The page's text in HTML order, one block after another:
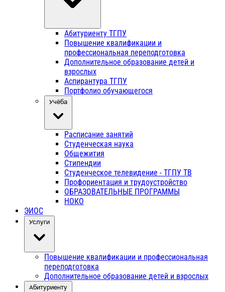
Абитуриенту ТГПУ
Повышение квалификации и
профессиональная переподготовка
Дополнительное образование детей и
взрослых
Аспирантура ТГПУ
Портфолио обучающегося
Учёба
Расписание занятий
Студенческая наука
Общежития
Стипендии
Студенческое телевидение - ТГПУ ТВ
Профориентация и трудоустройство
ОБРАЗОВАТЕЛЬНЫЕ ПРОГРАММЫ
НОКО
ЭИОС
Услуги
Повышение квалификации и профессиональная
переподготовка
Дополнительное образование детей и взрослых
Абитуриенту